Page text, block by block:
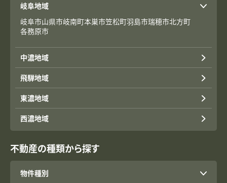
岐阜地域
岐阜市山県市岐南町本巣市笠松町羽島市瑞穂市北方町
各務原市
中濃地域
飛騨地域
東濃地域
西濃地域
不動産の種類から探す
物件種別